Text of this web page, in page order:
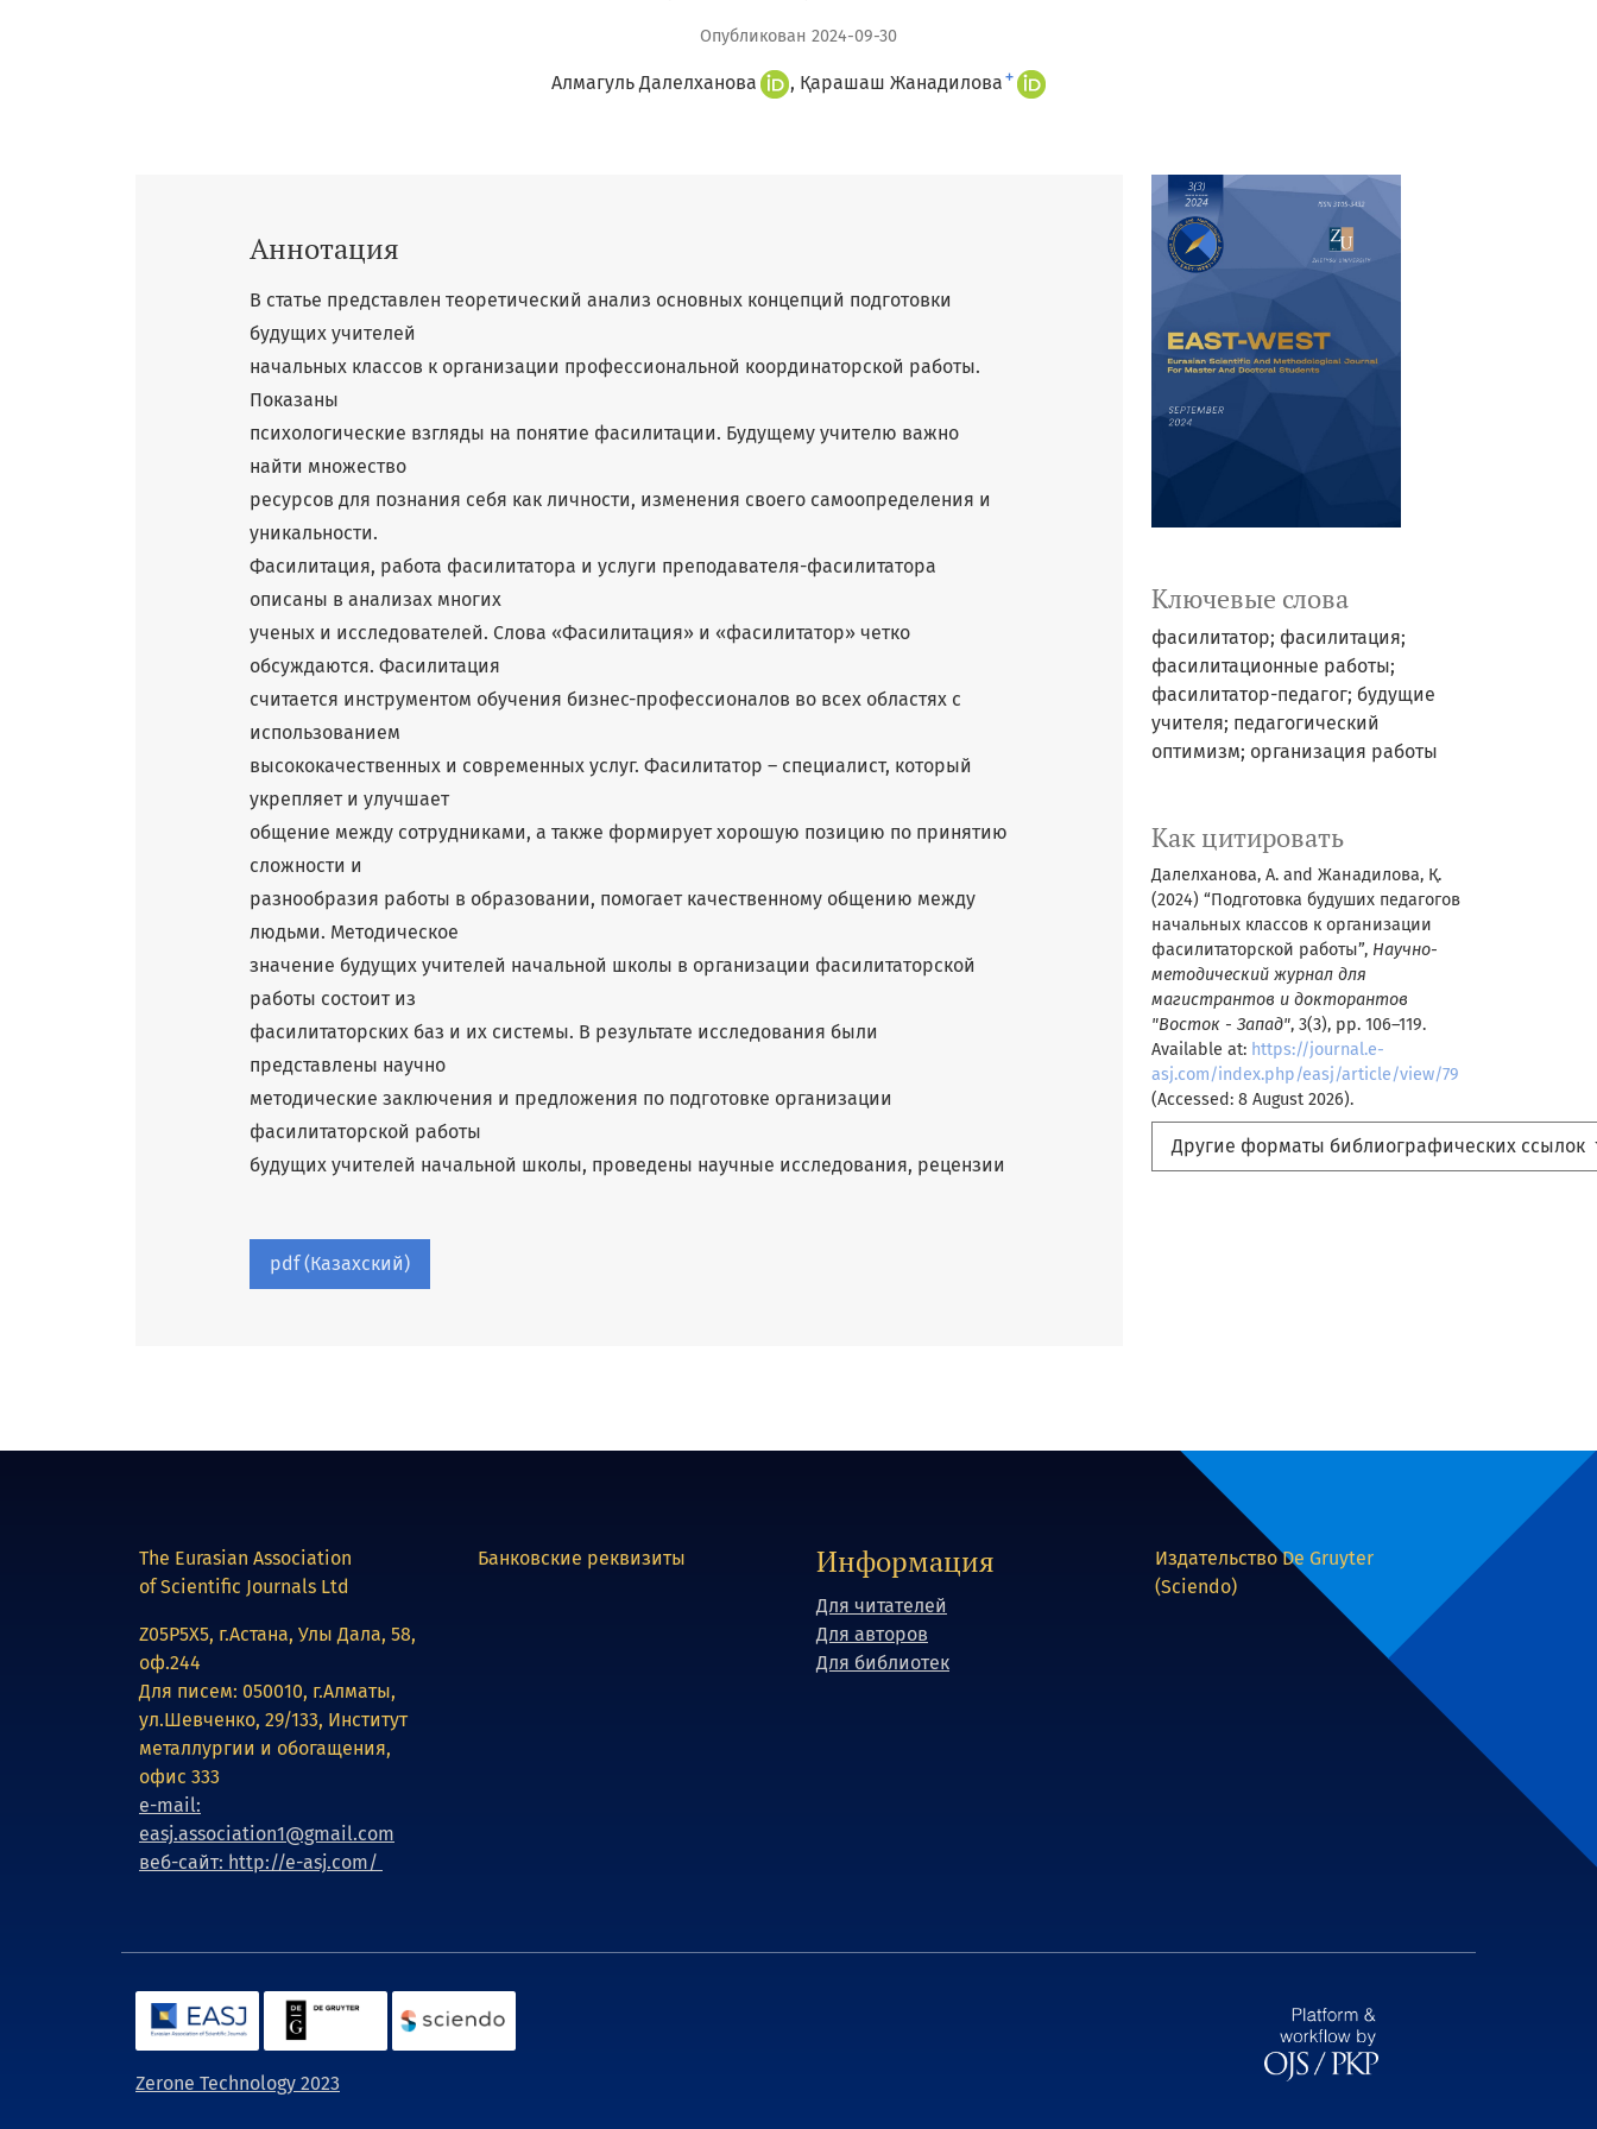
Опубликован 2024-09-30
Алмагуль Далелханова Қарашаш Жанадилова +
Ключевые слова
фасилитатор; фасилитация;
фасилитационные работы;
фасилитатор-педагог; будущие
учителя; педагогический
оптимизм; организация работы
Как цитировать
Далелханова, А. and Жанадилова, Қ.
(2024) “Подготовка будуших педагогов
начальных классов к организации
фасилитаторской работы”, Научно-
методический журнал для
магистрантов и докторантов
"Восток - Запад", 3(3), pp. 106–119.
Available at: https://journal.e-
asj.com/index.php/easj/article/view/79
(Accessed: 8 August 2026).
Другие форматы библиографических ссылок
Аннотация
В статье представлен теоретический анализ основных концепций подготовки
будущих учителей
начальных классов к организации профессиональной координаторской работы.
Показаны
психологические взгляды на понятие фасилитации. Будущему учителю важно
найти множество
ресурсов для познания себя как личности, изменения своего самоопределения и
уникальности.
Фасилитация, работа фасилитатора и услуги преподавателя-фасилитатора
описаны в анализах многих
ученых и исследователей. Слова «Фасилитация» и «фасилитатор» четко
обсуждаются. Фасилитация
считается инструментом обучения бизнес-профессионалов во всех областях с
использованием
высококачественных и современных услуг. Фасилитатор – специалист, который
укрепляет и улучшает
общение между сотрудниками, а также формирует хорошую позицию по принятию
сложности и
разнообразия работы в образовании, помогает качественному общению между
людьми. Методическое
значение будущих учителей начальной школы в организации фасилитаторской
работы состоит из
фасилитаторских баз и их системы. В результате исследования были
представлены научно
методические заключения и предложения по подготовке организации
фасилитаторской работы
будущих учителей начальной школы, проведены научные исследования, рецензии
pdf (Казахский)
The Eurasian Association
of Scientific Journals Ltd
Z05P5X5, г.Астана, Улы Дала, 58,
оф.244
Для писем: 050010, г.Алматы,
ул.Шевченко, 29/133, Институт
металлургии и обогащения,
офис 333
e-mail:
easj.association1@gmail.com
веб-сайт: http://e-asj.com/
Банковские реквизиты Информация
Для читателей
Для авторов
Для библиотек
Издательство De Gruyter
(Sciendo)
Zerone Technology 2023